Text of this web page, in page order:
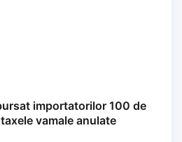
importatorilor 100 de
vamale anulate